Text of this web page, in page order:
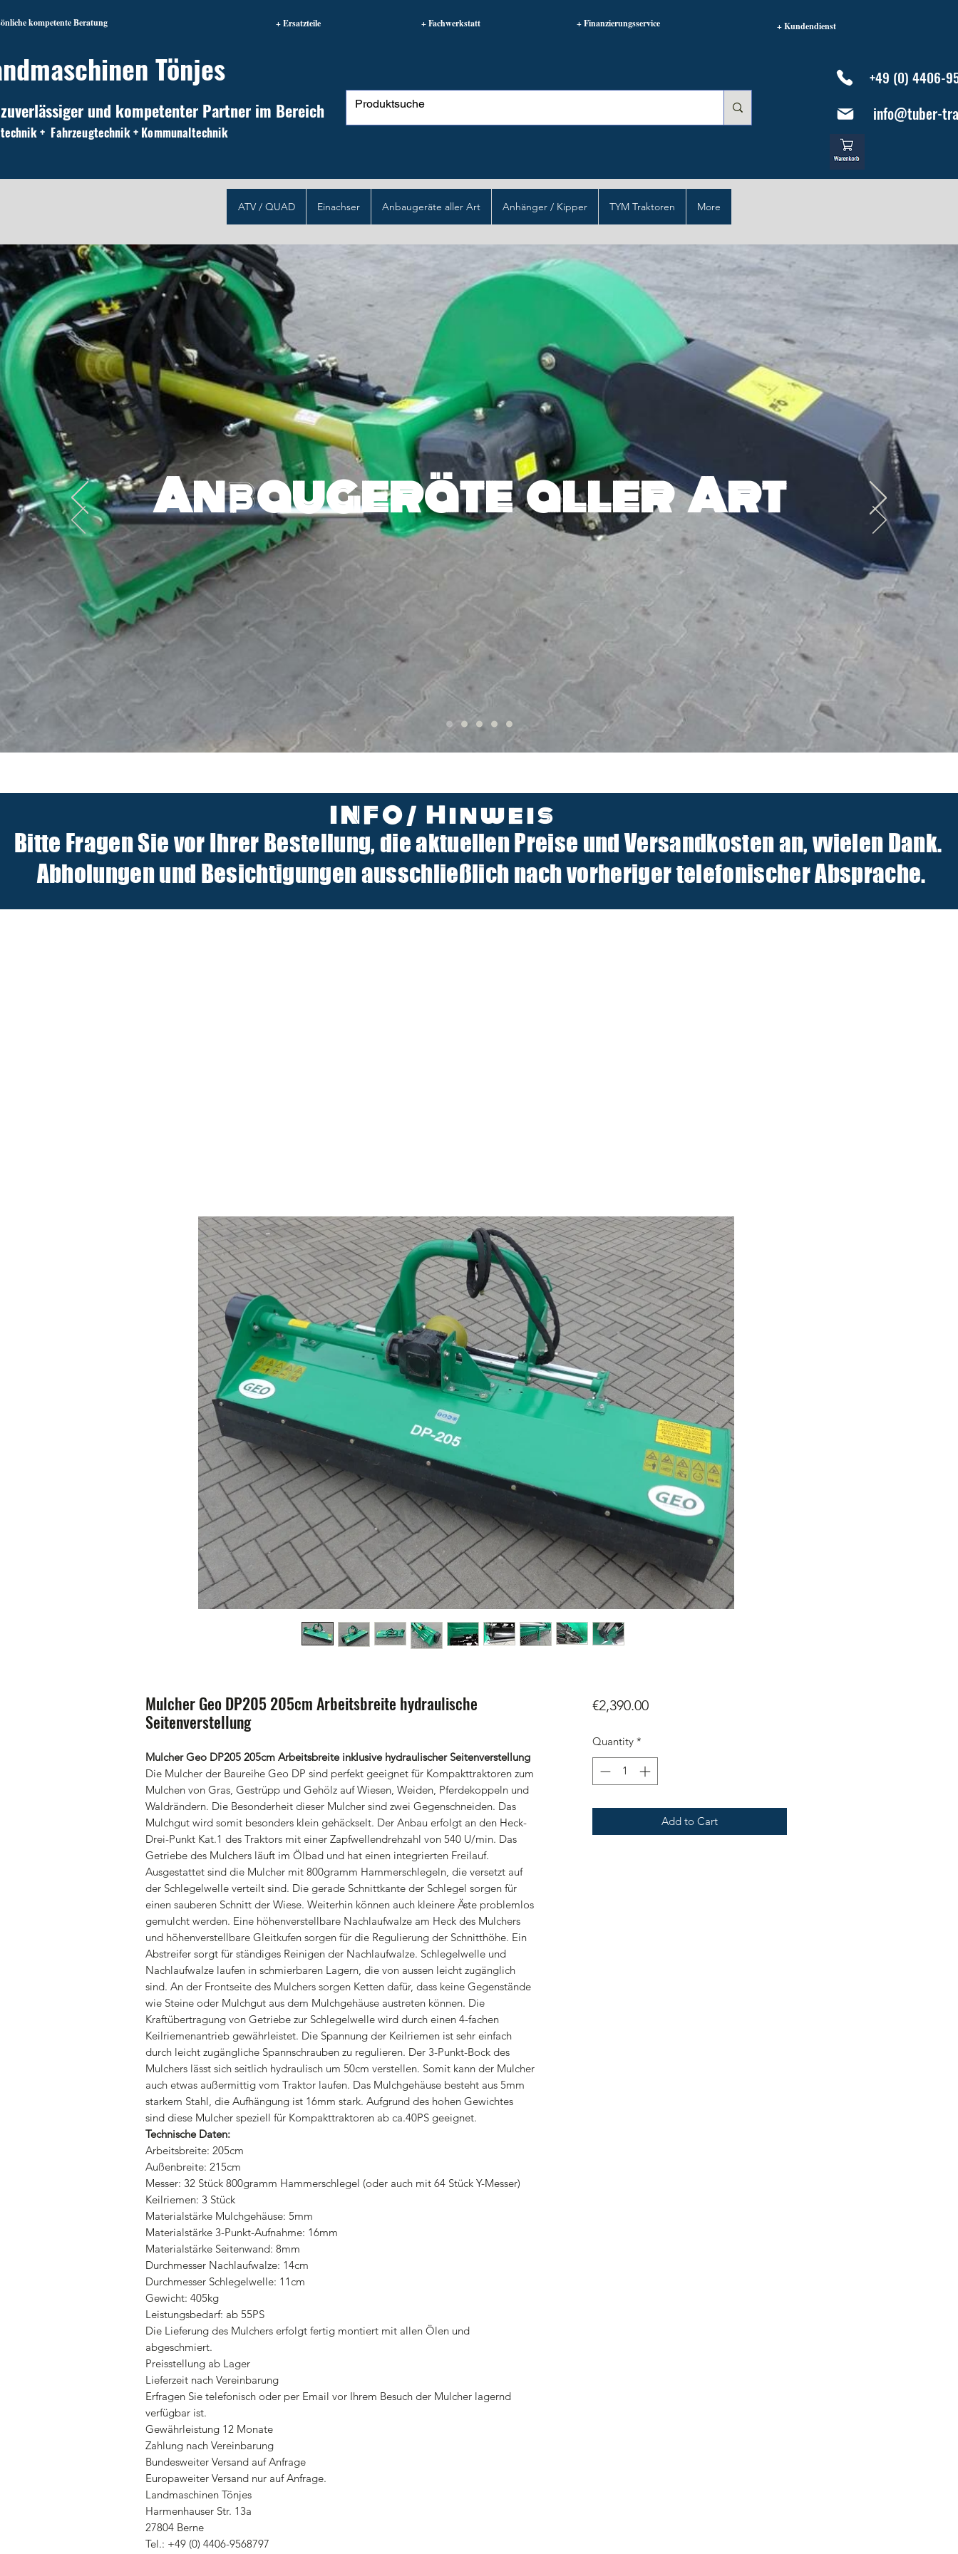
kompetente Beratung + Ersatzteile
Tönjes
und kompetenter Partner im Bereich
+ Fahrzeugtechnik + Kommunaltechnik
+ Fachwerkstatt + Finanzierungsservice + Kundendienst
+49 (0) 4406-
info@tuber-
ATV / QUAD Einachser Anbaugeräte aller Art Anhänger / Kipper TYM Traktoren More
Anbaugeräte aller Art
INFO/ Hinweis
Bitte Fragen Sie vor Ihrer Bestellung, die aktuellen Preise und Versandkosten an, vvielen Dank.
Abholungen und Besichtigungen ausschließlich nach vorheriger telefonischer Absprache.
Mulcher Geo DP205 205cm Arbeitsbreite hydraulische
Seitenverstellung
Mulcher Geo DP205 205cm Arbeitsbreite inklusive hydraulischer Seitenverstellung
Die Mulcher der Baureihe Geo DP sind perfekt geeignet für Kompakttraktoren zum
Mulchen von Gras, Gestrüpp und Gehölz auf Wiesen, Weiden, Pferdekoppeln und
Waldrändern. Die Besonderheit dieser Mulcher sind zwei Gegenschneiden. Das
Mulchgut wird somit besonders klein gehäckselt. Der Anbau erfolgt an den Heck-
Drei-Punkt Kat.1 des Traktors mit einer Zapfwellendrehzahl von 540 U/min. Das
Getriebe des Mulchers läuft im Ölbad und hat einen integrierten Freilauf.
Ausgestattet sind die Mulcher mit 800gramm Hammerschlegeln, die versetzt auf
der Schlegelwelle verteilt sind. Die gerade Schnittkante der Schlegel sorgen für
einen sauberen Schnitt der Wiese. Weiterhin können auch kleinere Äste problemlos
gemulcht werden. Eine höhenverstellbare Nachlaufwalze am Heck des Mulchers
und höhenverstellbare Gleitkufen sorgen für die Regulierung der Schnitthöhe. Ein
Abstreifer sorgt für ständiges Reinigen der Nachlaufwalze. Schlegelwelle und
Nachlaufwalze laufen in schmierbaren Lagern, die von aussen leicht zugänglich
sind. An der Frontseite des Mulchers sorgen Ketten dafür, dass keine Gegenstände
wie Steine oder Mulchgut aus dem Mulchgehäuse austreten können. Die
Kraftübertragung von Getriebe zur Schlegelwelle wird durch einen 4-fachen
Keilriemenantrieb gewährleistet. Die Spannung der Keilriemen ist sehr einfach
durch leicht zugängliche Spannschrauben zu regulieren. Der 3-Punkt-Bock des
Mulchers lässt sich seitlich hydraulisch um 50cm verstellen. Somit kann der Mulcher
auch etwas außermittig vom Traktor laufen. Das Mulchgehäuse besteht aus 5mm
starkem Stahl, die Aufhängung ist 16mm stark. Aufgrund des hohen Gewichtes
sind diese Mulcher speziell für Kompakttraktoren ab ca.40PS geeignet.
Technische Daten:
Arbeitsbreite: 205cm
Außenbreite: 215cm
Messer: 32 Stück 800gramm Hammerschlegel (oder auch mit 64 Stück Y-Messer)
Keilriemen: 3 Stück
Materialstärke Mulchgehäuse: 5mm
Materialstärke 3-Punkt-Aufnahme: 16mm
Materialstärke Seitenwand: 8mm
Durchmesser Nachlaufwalze: 14cm
Durchmesser Schlegelwelle: 11cm
Gewicht: 405kg
Leistungsbedarf: ab 55PS
Die Lieferung des Mulchers erfolgt fertig montiert mit allen Ölen und
abgeschmiert.
Preisstellung ab Lager
Lieferzeit nach Vereinbarung
Erfragen Sie telefonisch oder per Email vor Ihrem Besuch der Mulcher lagernd
verfügbar ist.
Gewährleistung 12 Monate
Zahlung nach Vereinbarung
Bundesweiter Versand auf Anfrage
Europaweiter Versand nur auf Anfrage.
Landmaschinen Tönjes
Harmenhauser Str. 13a
27804 Berne
Tel.: +49 (0) 4406-9568797
€2,390.00Price
Quantity *
Add to Cart